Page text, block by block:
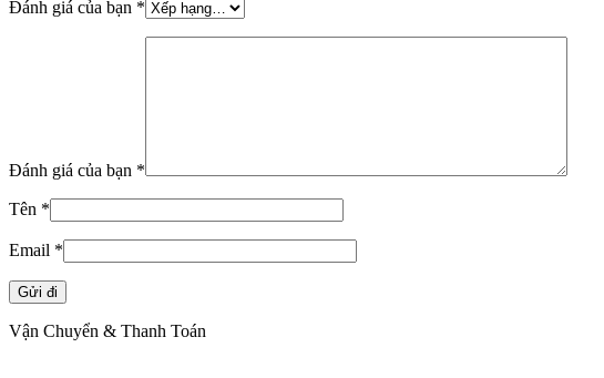
Đánh giá của bạn *
Đánh giá của bạn *
Tên *
Email *
Vận Chuyển & Thanh Toán